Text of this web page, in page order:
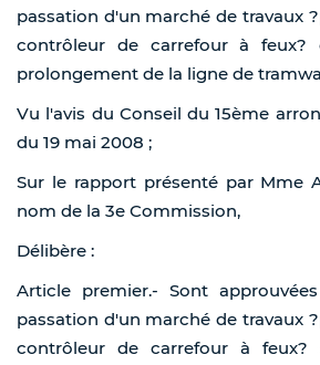
passation d'un marché de travaux
contrôleur de carrefour à feux?
prolongement de la ligne de
Vu l'avis du Conseil du 15ème
du 19 mai 2008 ;
Sur le rapport présenté par Mme
nom de la 3e Commission,
Délibère :
Article premier.- Sont
passation d'un marché de travaux
contrôleur de carrefour à feux?